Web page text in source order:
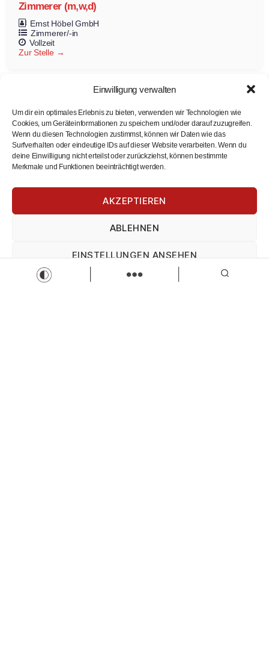
Einwilligung verwalten
Um dir ein optimales Erlebnis zu bieten, verwenden wir Technologien wie
Cookies, um Geräteinformationen zu speichern und/oder darauf zuzugreifen.
Wenn du diesen Technologien zustimmst, können wir Daten wie das
Surfverhalten oder eindeutige IDs auf dieser Website verarbeiten. Wenn du
deine Einwilligung nicht erteilst oder zurückziehst, können bestimmte
Merkmale und Funktionen beeinträchtigt werden.
AKZEPTIEREN
ABLEHNEN
EINSTELLUNGEN ANSEHEN
Impressum Impressum
Zimmerer (m,w,d)
Ernst Höbel GmbH
Zimmerer/-in
Vollzeit
Zur Stelle
Werkstudent oder Praktikant im Praxissemester
Werkstudent oder Praktikant im Praxissemester (m/w/d) im
Load more